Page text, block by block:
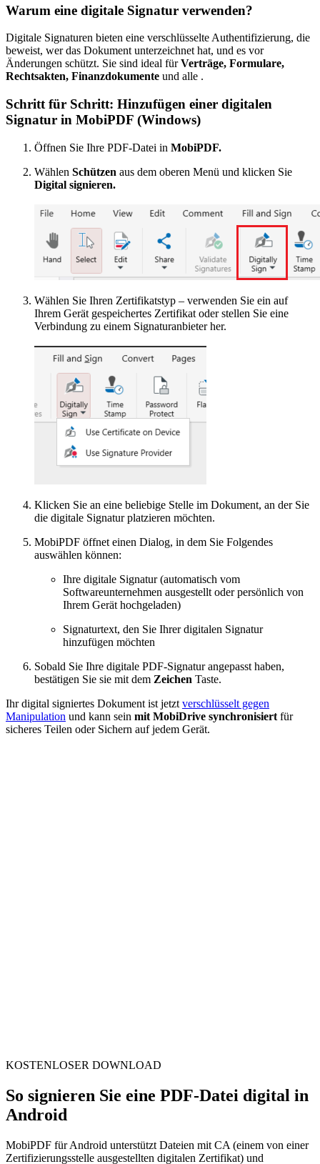
Warum eine digitale Signatur verwenden?
Digitale Signaturen bieten eine verschlüsselte Authentifizierung, die
beweist, wer das Dokument unterzeichnet hat, und es vor
Änderungen schützt. Sie sind ideal fürVerträge, Formulare,
Rechtsakten, Finanzdokumente und alle .
Schritt für Schritt: Hinzufügen einer digitalen
Signatur in MobiPDF (Windows)
Öffnen Sie Ihre PDF-Datei in MobiPDF.
Wählen Schützen aus dem oberen Menü und klicken Sie
Digital signieren.
Wählen Sie Ihren Zertifikatstyp – verwenden Sie ein auf
Ihrem Gerät gespeichertes Zertifikat oder stellen Sie eine
Verbindung zu einem Signaturanbieter her.
Klicken Sie an eine beliebige Stelle im Dokument, an der Sie
die digitale Signatur platzieren möchten.
MobiPDF öffnet einen Dialog, in dem Sie Folgendes
auswählen können:
Ihre digitale Signatur (automatisch vom
Softwareunternehmen ausgestellt oder persönlich von
Ihrem Gerät hochgeladen)
Signaturtext, den Sie Ihrer digitalen Signatur
hinzufügen möchten
Sobald Sie Ihre digitale PDF-Signatur angepasst haben,
bestätigen Sie sie mit dem Zeichen Taste.
Ihr digital signiertes Dokument ist jetzt verschlüsselt gegen
Manipulation und kann sein mit MobiDrive synchronisiert für
sicheres Teilen oder Sichern auf jedem Gerät.
KOSTENLOSER DOWNLOAD
So signieren Sie eine PDF-Datei digital in
Android
MobiPDF für Android unterstützt Dateien mit CA (einem von einer
Zertifizierungsstelle ausgestellten digitalen Zertifikat) und